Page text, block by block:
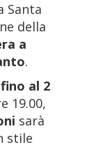
Santa
della
a
.
al 2
19.00,
sarà
stile